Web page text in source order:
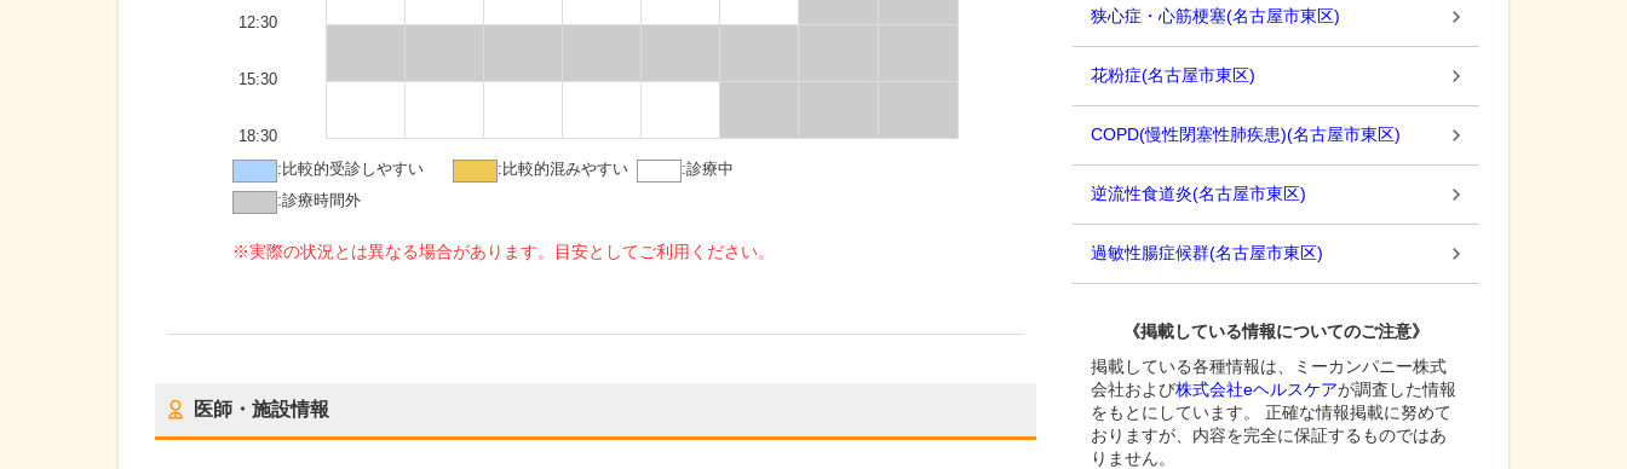
12:30
15:30
18:30
: 比較的受診しやすい : 比較的混みやすい :診療中
:診療時間外
※実際の状況とは異なる場合があります。目安としてご利用ください。
医師・施設情報
狭心症・心筋梗塞(名古屋市東区)
花粉症(名古屋市東区)
COPD(慢性閉塞性肺疾患)(名古屋市東区)
逆流性食道炎(名古屋市東区)
過敏性腸症候群(名古屋市東区)
《掲載している情報についてのご注意》
掲載している各種情報は、ミーカンパニー株式
会社および株式会社eヘルスケアが調査した情報
をもとにしています。 正確な情報掲載に努めて
おりますが、内容を完全に保証するものではあ
りません。